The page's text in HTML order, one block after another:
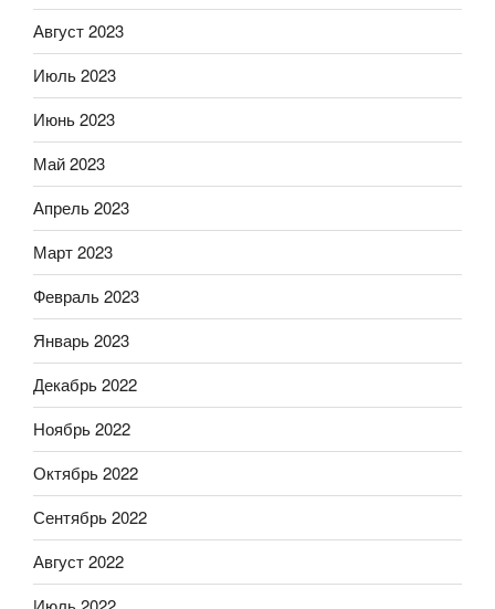
Август 2023
Июль 2023
Июнь 2023
Май 2023
Апрель 2023
Март 2023
Февраль 2023
Январь 2023
Декабрь 2022
Ноябрь 2022
Октябрь 2022
Сентябрь 2022
Август 2022